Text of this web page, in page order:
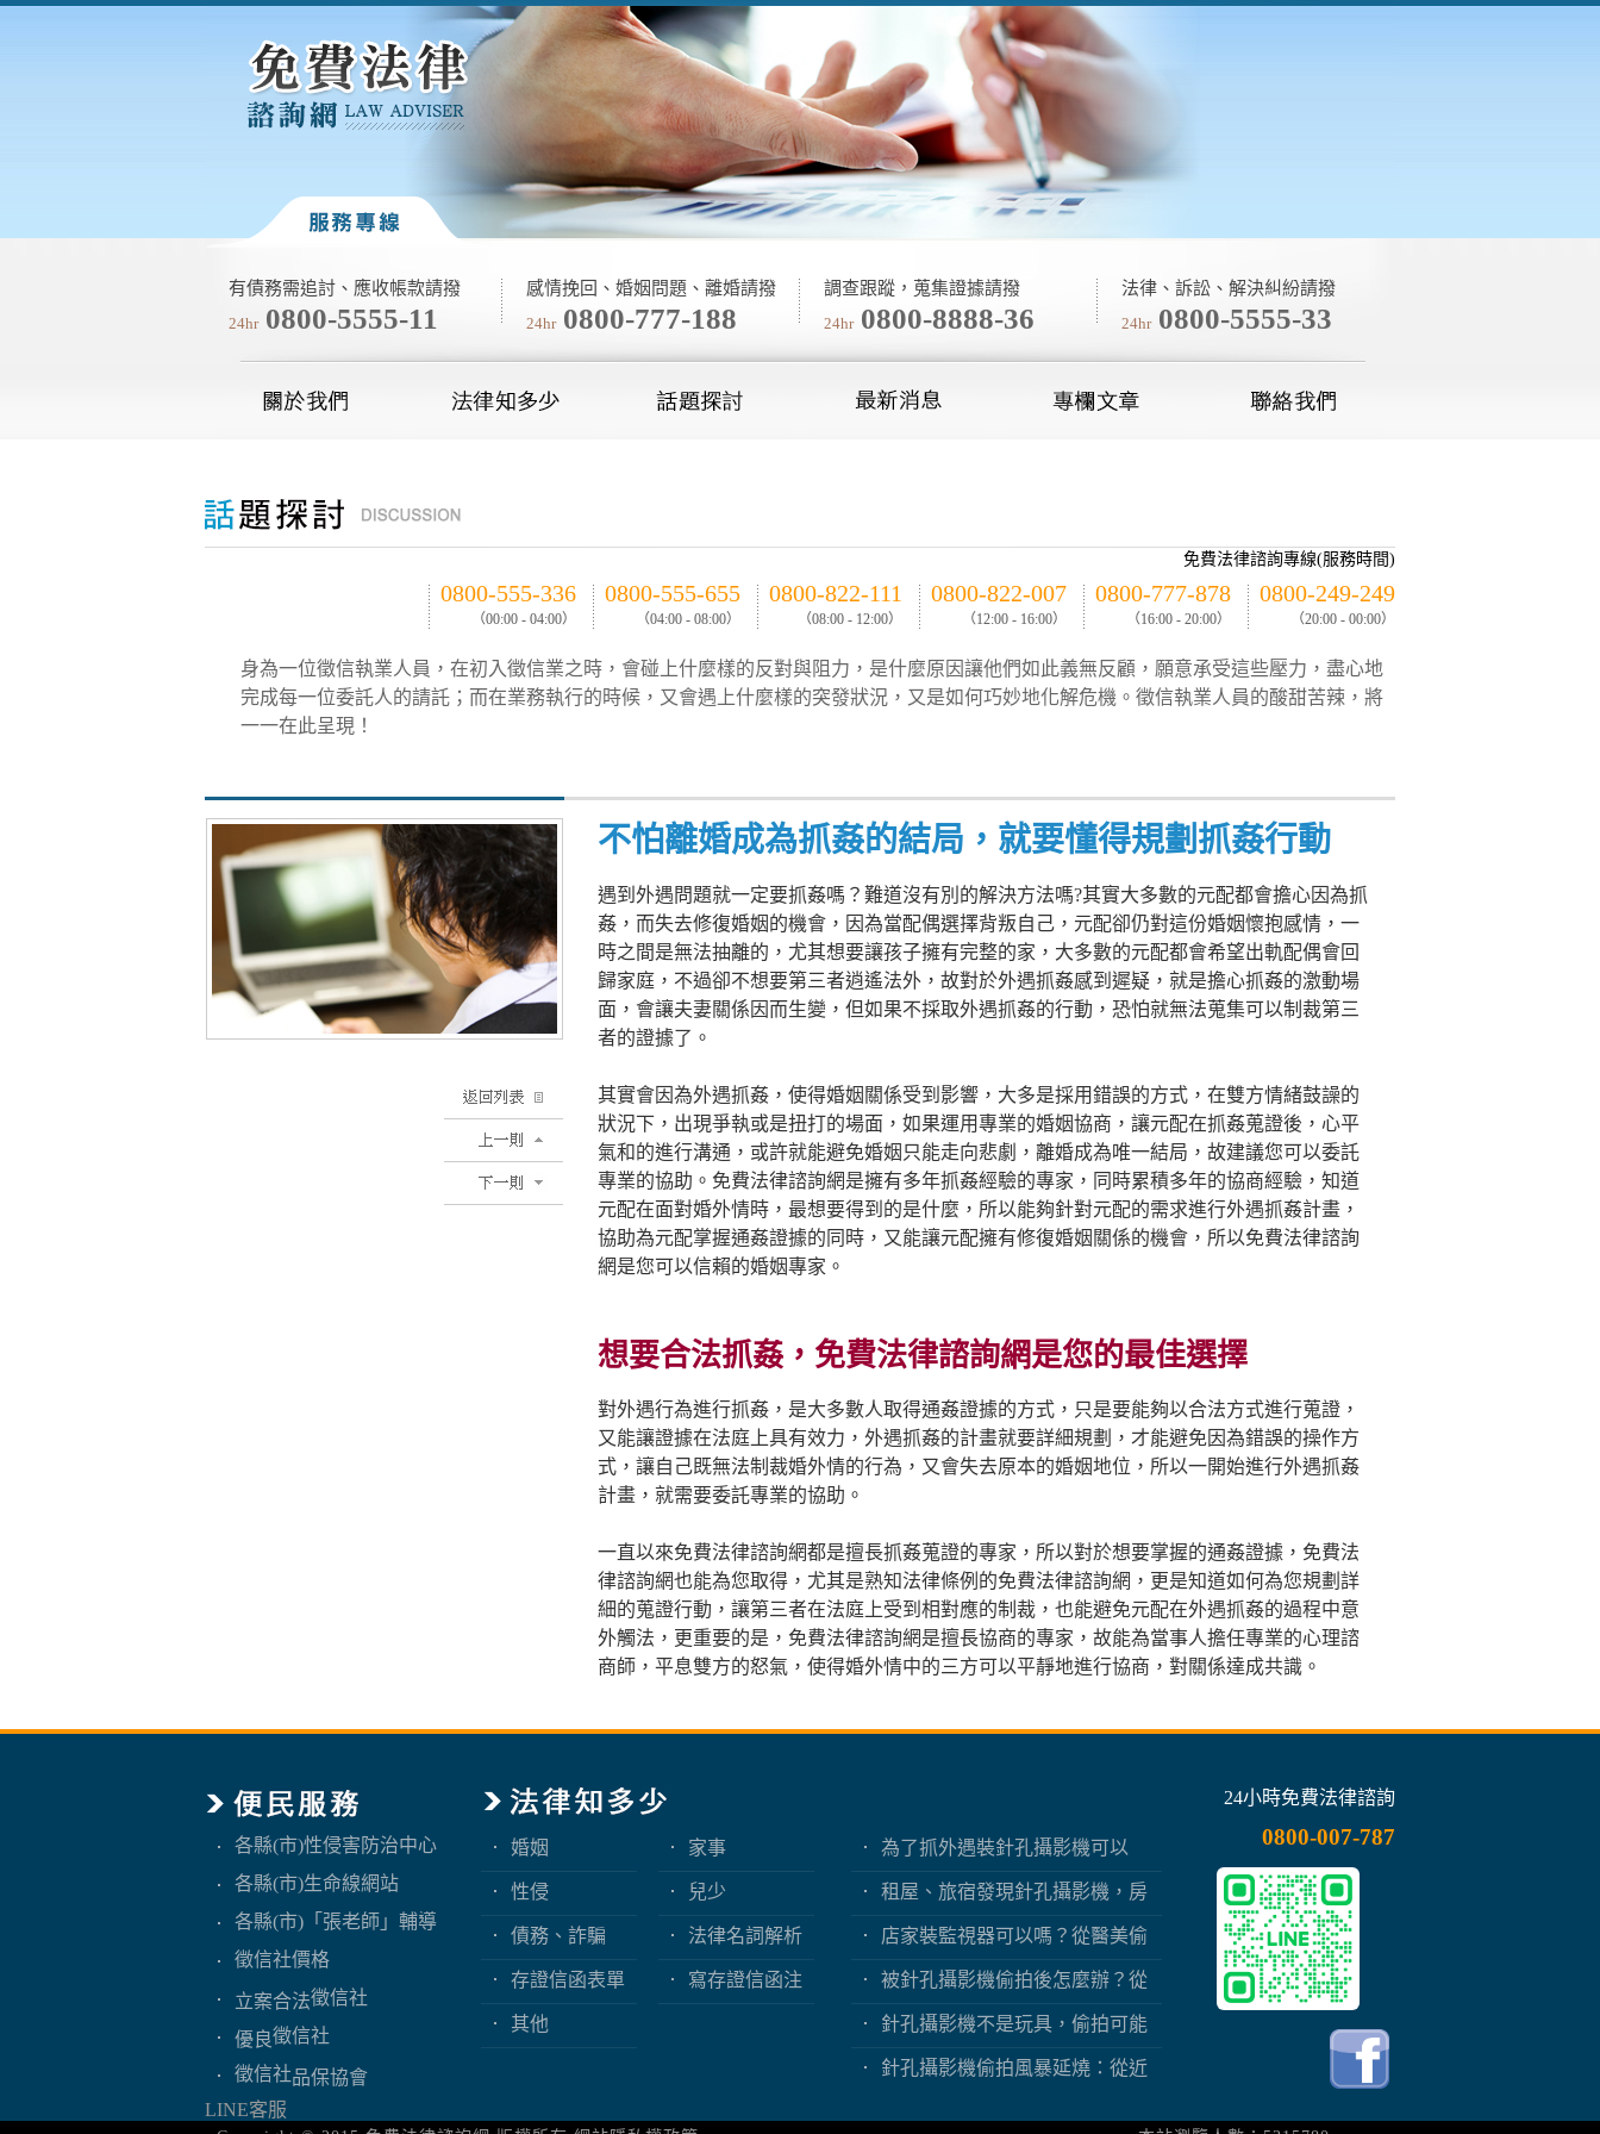
有債務需追討、應收帳款請撥
24hr 0800-5555-11
感情挽回、婚姻問題、離婚請撥
24hr 0800-777-188
調查跟蹤，蒐集證據請撥
24hr 0800-8888-36
法律、訴訟、解決糾紛請撥
24hr 0800-5555-33
免費法律諮詢專線(服務時間)
0800-555-336
（00:00 - 04:00）
0800-555-655
（04:00 - 08:00）
0800-822-111
（08:00 - 12:00）
0800-822-007
（12:00 - 16:00）
0800-777-878
（16:00 - 20:00）
0800-249-249
（20:00 - 00:00）
身為一位徵信執業人員，在初入徵信業之時，會碰上什麼樣的反對與阻力，是什麼原因讓他們如此義無反顧，願意承受這些壓力，盡心地
完成每一位委託人的請託；而在業務執行的時候，又會遇上什麼樣的突發狀況，又是如何巧妙地化解危機。徵信執業人員的酸甜苦辣，將
一一在此呈現！
不怕離婚成為抓姦的結局，就要懂得規劃抓姦行動
遇到外遇問題就一定要抓姦嗎？難道沒有別的解決方法嗎?其實大多數的元配都會擔心因為抓
姦，而失去修復婚姻的機會，因為當配偶選擇背叛自己，元配卻仍對這份婚姻懷抱感情，一
時之間是無法抽離的，尤其想要讓孩子擁有完整的家，大多數的元配都會希望出軌配偶會回
歸家庭，不過卻不想要第三者逍遙法外，故對於外遇抓姦感到遲疑，就是擔心抓姦的激動場
面，會讓夫妻關係因而生變，但如果不採取外遇抓姦的行動，恐怕就無法蒐集可以制裁第三
者的證據了。
其實會因為外遇抓姦，使得婚姻關係受到影響，大多是採用錯誤的方式，在雙方情緒鼓譟的
狀況下，出現爭執或是扭打的場面，如果運用專業的婚姻協商，讓元配在抓姦蒐證後，心平
氣和的進行溝通，或許就能避免婚姻只能走向悲劇，離婚成為唯一結局，故建議您可以委託
專業的協助。免費法律諮詢網是擁有多年抓姦經驗的專家，同時累積多年的協商經驗，知道
元配在面對婚外情時，最想要得到的是什麼，所以能夠針對元配的需求進行外遇抓姦計畫，
協助為元配掌握通姦證據的同時，又能讓元配擁有修復婚姻關係的機會，所以免費法律諮詢
網是您可以信賴的婚姻專家。
想要合法抓姦，免費法律諮詢網是您的最佳選擇
對外遇行為進行抓姦，是大多數人取得通姦證據的方式，只是要能夠以合法方式進行蒐證，
又能讓證據在法庭上具有效力，外遇抓姦的計畫就要詳細規劃，才能避免因為錯誤的操作方
式，讓自己既無法制裁婚外情的行為，又會失去原本的婚姻地位，所以一開始進行外遇抓姦
計畫，就需要委託專業的協助。
一直以來免費法律諮詢網都是擅長抓姦蒐證的專家，所以對於想要掌握的通姦證據，免費法
律諮詢網也能為您取得，尤其是熟知法律條例的免費法律諮詢網，更是知道如何為您規劃詳
細的蒐證行動，讓第三者在法庭上受到相對應的制裁，也能避免元配在外遇抓姦的過程中意
外觸法，更重要的是，免費法律諮詢網是擅長協商的專家，故能為當事人擔任專業的心理諮
商師，平息雙方的怒氣，使得婚外情中的三方可以平靜地進行協商，對關係達成共識。
各縣(市)性侵害防治中心
各縣(市)生命線網站
各縣(市)「張老師」輔導
中心
徵信社價格
立案合法徵信社
優良徵信社
徵信社品保協會
婚姻 家事
性侵 兒少
債務、詐騙 法律名詞解析
存證信函表單
寫存證信函注
其他
為了抓外遇裝針孔攝影機可以
租屋、旅宿發現針孔攝影機，房
店家裝監視器可以嗎？從醫美偷
被針孔攝影機偷拍後怎麼辦？從
針孔攝影機不是玩具，偷拍可能
針孔攝影機偷拍風暴延燒：從近
害人自保
24小時免費法律諮詢
0800-007-787
LINE客服